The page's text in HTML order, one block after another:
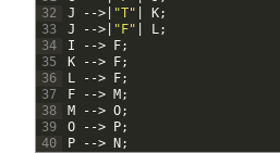
32
33
34
35
36
37
38
39
40
J
--> "T" K;
J
--> "F" L;
I
--> F;
K
--> F;
L
--> F;
F
--> M ;
M
--> O;
O
--> P;
P
--> N ;